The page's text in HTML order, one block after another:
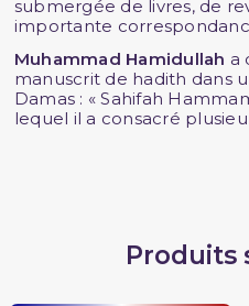
submergée de livres, de
importante
Muhammad Hamidullah a
manuscrit de hadith dans
Damas : « Sahifah
lequel il a consacré
Produits